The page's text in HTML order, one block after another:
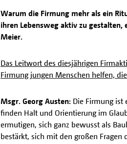
Warum die Firmung mehr als ein
ihren Lebensweg aktiv zu
Meier.
Das Leitwort des diesjährigen
Firmung jungen Menschen helfen,
Msgr. Georg Austen: Die Firmung ist
finden Halt und Orientierung im
ermutigen, sich ganz bewusst als
bestärkt, sich mit den großen Fragen